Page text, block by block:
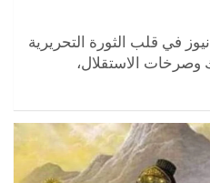
في قلب الثورة التحريرية
وصرخات الاستقلال،